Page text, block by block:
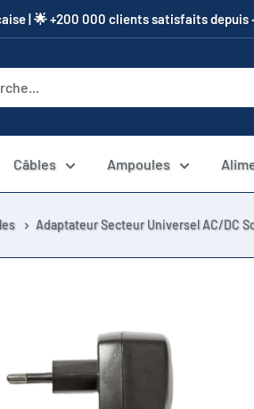
| 🌟 +200 000 clients satisfaits depuis
Câbles Ampoules
Adaptateur Secteur Universel AC/DC